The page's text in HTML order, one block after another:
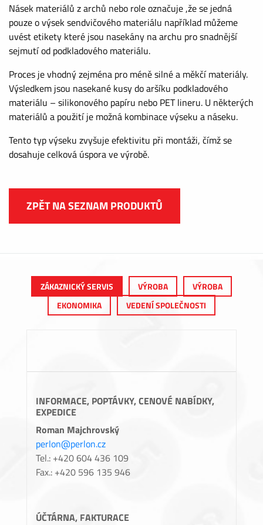
Násek materiálů z archů nebo role označuje ,že se jedná
pouze o výsek sendvičového materiálu například můžeme
uvést etikety které jsou nasekány na archu pro snadnější
sejmutí od podkladového materiálu.
Proces je vhodný zejména pro méně silné a měkčí materiály.
Výsledkem jsou nasekané kusy do aršíku podkladového
materiálu – silikonového papíru nebo PET lineru. U některých
materiálů a použití je možná kombinace výseku a náseku.
Tento typ výseku zvyšuje efektivitu při montáži, čímž se
dosahuje celková úspora ve výrobě.
ZPĚT NA SEZNAM PRODUKTŮ
ZÁKAZNICKÝ SERVIS VÝROBA
VÝROBA
EKONOMIKA
VEDENÍ SPOLEČNOSTI
INFORMACE, POPTÁVKY, CENOVÉ NABÍDKY,
EXPEDICE
Roman Majchrovský
perlon@perlon.cz
Tel.: +420 604 436 109
Fax.: +420 596 135 946
ÚČTÁRNA, FAKTURACE